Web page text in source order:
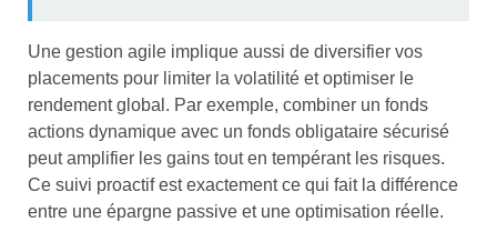
Une gestion agile implique aussi de diversifier vos
placements pour limiter la volatilité et optimiser le
rendement global. Par exemple, combiner un fonds
actions dynamique avec un fonds obligataire sécurisé
peut amplifier les gains tout en tempérant les risques.
Ce suivi proactif est exactement ce qui fait la différence
entre une épargne passive et une optimisation réelle.